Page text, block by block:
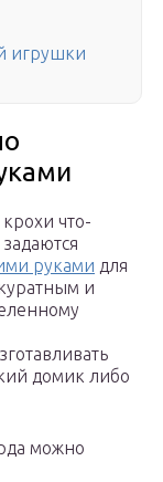
игрушки
что-
руками для
и
домик либо
можно